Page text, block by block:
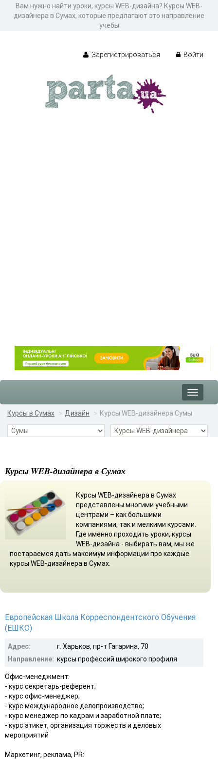
Вам нужно найти уроки, курсы WEB-дизайна? Курсы WEB-
дизайнера в Сумах, которые предлагают это направление
учебы
Зарегистрироваться Войти
Toggle
Курсы в Сумах
Дизайн Курсы WEB-дизайнера Сумы
Курсы WEB-дизайнера в Сумах
Курсы WEB-дизайнера в Сумах
представлены многими учебными
центрами – как большими
компаниями, так и мелкими курсами.
Где именно проходить уроки, курсы
WEB-дизайна - выбирать вам, мы же
постараемся дать максимум информации про каждые
курсы WEB-дизайнера в Сумах.
Европейская Школа Корреспондентского Обучения
(ЕШКО)
Адрес:
г. Харьков, пр-т Гагарина, 70
Направление: курсы профессий широкого профиля
Офис-менеджмент:
- курс секретарь-референт;
- курс офис-менеджер;
- курс международное делопроизводство;
- курс менеджер по кадрам и заработной плате;
- курс этикет, организация торжеств и деловых
мероприятий
Маркетинг, реклама, РR: